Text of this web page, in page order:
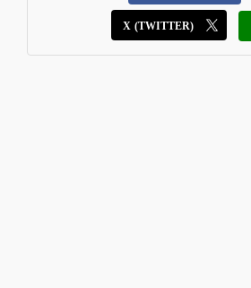
X (TWITTER)